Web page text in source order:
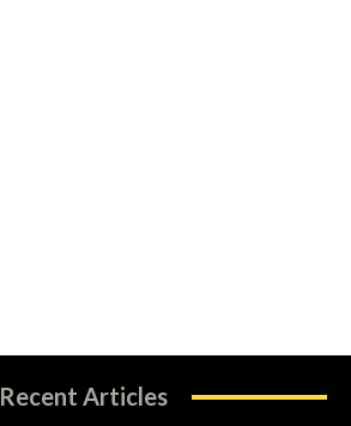
Recent Articles